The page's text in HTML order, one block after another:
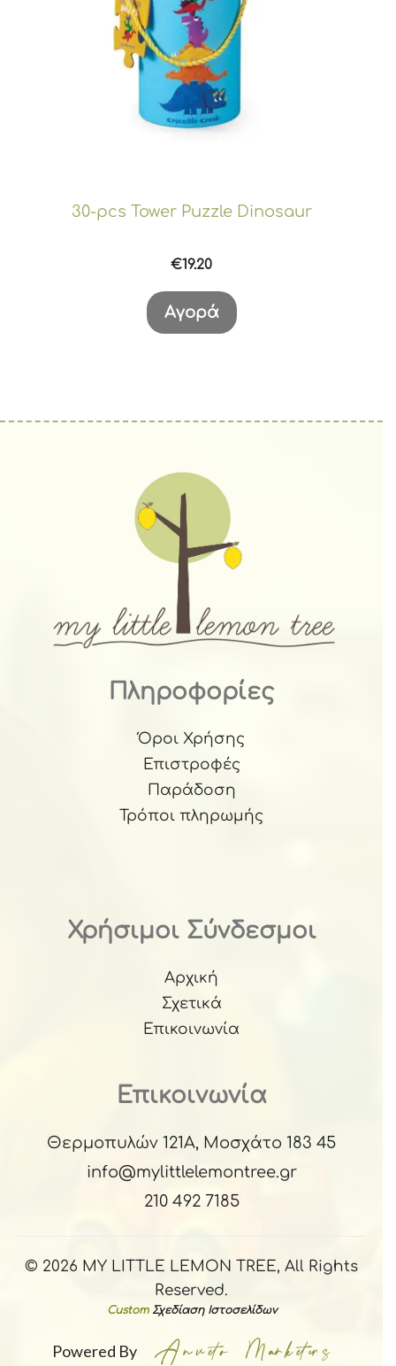
30-pcs Tower Puzzle Dinosaur
€19.20
Αγορά
Πληροφορίες
Όροι Χρήσης
Επιστροφές
Παράδοση
Τρόποι πληρωμής
Χρήσιμοι Σύνδεσμοι
Αρχική
Σχετικά
Επικοινωνία
Επικοινωνία
Θερμοπυλών 121Α, Μοσχάτο 183 45
info@mylittlelemontree.gr
210 492 7185
© 2026 MY LITTLE LEMON TREE, All Rights
Reserved.
Custom Σχεδίαση Ιστοσελίδων
Powered By